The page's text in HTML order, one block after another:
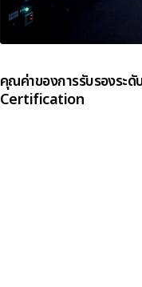
คุณค่าของการรับรองระ
Certification